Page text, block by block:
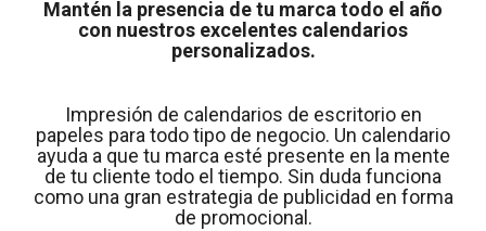
Mantén la presencia de tu marca todo el año
con nuestros excelentes calendarios
personalizados.
Impresión de calendarios de escritorio en
papeles para todo tipo de negocio. Un calendario
ayuda a que tu marca esté presente en la mente
de tu cliente todo el tiempo. Sin duda funciona
como una gran estrategia de publicidad en forma
de promocional.